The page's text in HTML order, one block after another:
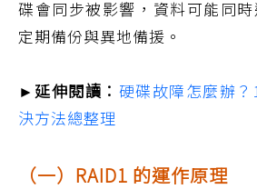
碟會同步被影響，資料可能同
定期備份與異地備援。
►延伸閱讀： 硬碟故障怎麼辦
決方法總整理
（一）RAID1 的運作原理